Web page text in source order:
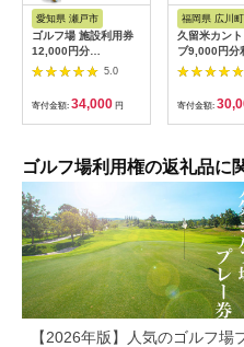
愛知県 瀬戸市
ゴルフ場 施設利用券
12,000円分
[BBEC002]ゴルフ倶
楽部大樹 瀬戸店
5.0
寄付金額: 34,000 円
福岡県 広川町
久留米カン
ブ9,000円分
ゴルフ
寄付金額:
ゴルフ場利用権の返礼品に
【2026年版】人気のゴルフ場